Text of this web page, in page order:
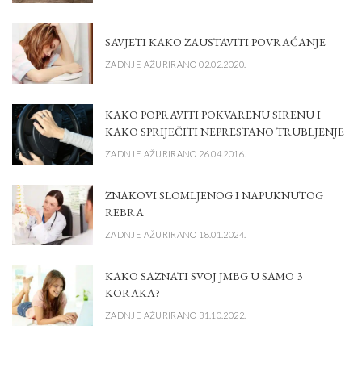
SAVJETI KAKO ZAUSTAVITI POVRAĆANJE
ZADNJE AŽURIRANO 02.02.2020.
KAKO POPRAVITI POKVARENU SIRENU I
KAKO SPRIJEČITI NEPRESTANO TRUBLJENJE
ZADNJE AŽURIRANO 26.04.2016.
ZNAKOVI SLOMLJENOG I NAPUKNUTOG
REBRA
ZADNJE AŽURIRANO 18.01.2024.
KAKO SAZNATI SVOJ JMBG U SAMO 3
KORAKA?
ZADNJE AŽURIRANO 31.10.2022.